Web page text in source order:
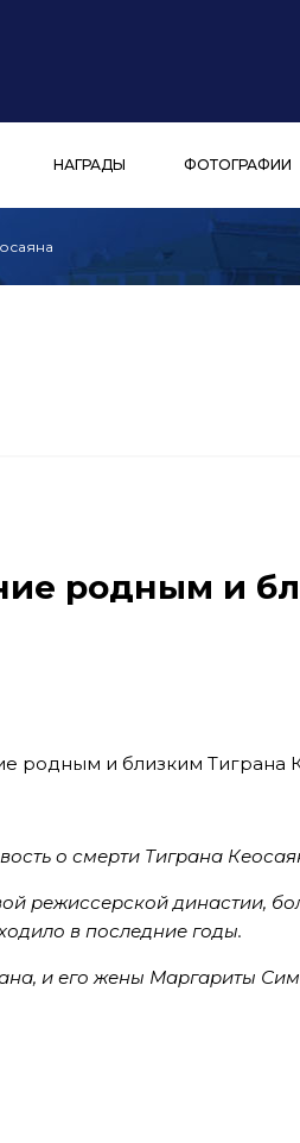
НАГРАДЫ ФОТОГРАФИИ
родным и
о смерти Тиграна
режиссерской династии,
в последние годы.
и его жены Маргариты